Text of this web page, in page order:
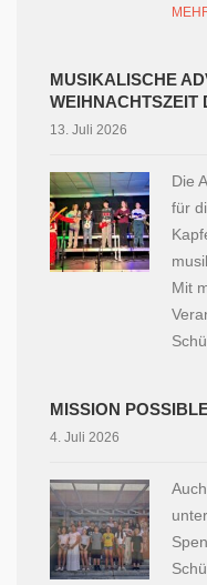
MUSIKALISCHE
WEIHNACHTSZEIT
13. Juli 2026
Die
für
Mit
MISSION
4. Juli 2026